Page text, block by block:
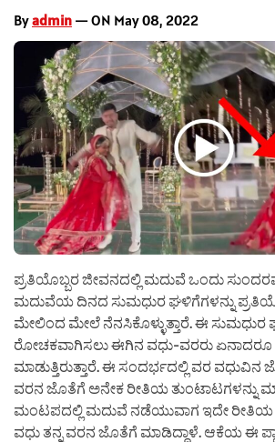
Byadmin — ON May 08, 2022
ಪ್ರತಿಯೊಬ್ಬರ ಜೀವನದಲ್ಲಿ ಮದುವೆ ಒಂದು
ಮದುವೆಯ ದಿನದ ಸುಮಧುರ ಘಳಿಗೆಗಳನ್ನು
ಮೇಲಿಂದ ಮೇಲೆ ನೆನಸಿಕೊಳ್ಳುತ್ತಾರೆ. ಈ ಸುಮಧುರ
ರೋಚಕವಾಗಿಸಲು ಈಗಿನ ವಧು-ವರರು ಏನಾದರೂ
ಮಾಡುತ್ತಿರುತ್ತಾರೆ. ಈ ಸಂದರ್ಭದಲ್ಲಿ ವರ ವಧುವಿನ
ವರನ ಜೊತೆಗೆ ಅನೇಕ ರೀತಿಯ ತುಂಟಾಟಗಳನ್ನು
ಮಂಟಪದಲ್ಲಿ ಮದುವೆ ನಡೆಯುವಾಗ ಇದೇ ರೀತಿಯ
ವಧು ತನ್ನ ವರನ ಜೊತೆಗೆ ಮಾಡಿದ್ದಾಳೆ. ಆಕೆಯ ಈ